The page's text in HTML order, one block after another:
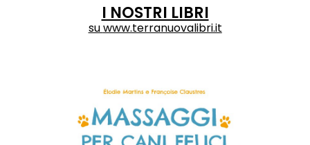
I NOSTRI LIBRI
suwww.terranuovalibri.it